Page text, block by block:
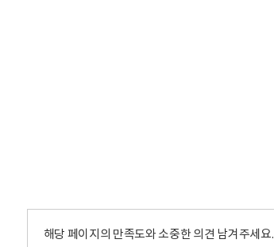
해당 페이지의 만족도와 소중한 의견 남겨주세요.